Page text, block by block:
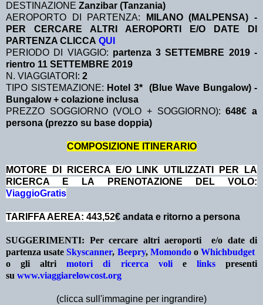
DESTINAZIONE Zanzibar (Tanzania)
AEROPORTO DI PARTENZA:
MILANO (MALPENSA) -
PER CERCARE ALTRI AEROPORTI E/O DATE DI
PARTENZA CLICCA QUI
PERIODO DI VIAGGIO: partenza 3 SETTEMBRE 2019 -
rientro 11 SETTEMBRE 2019
N. VIAGGIATORI: 2
TIPO SISTEMAZIONE: Hotel 3* (Blue Wave Bungalow) -
Bungalow + colazione inclusa
PREZZO SOGGIORNO (VOLO + SOGGIORNO):648€ a
persona (prezzo su base doppia)
COMPOSIZIONE ITINERARIO
MOTORE DI RICERCA E/O LINK UTILIZZATI PER LA
RICERCA E LA PRENOTAZIONE DEL VOLO:
ViaggioGratis
TARIFFA AEREA: 443,52€ andata e ritorno a persona
SUGGERIMENTI: Per cercare altri aeroporti e/o date di
partenza usateSkyscanner, Beepry, MomondooWhichbudget
o gli altrimotori di ricerca volie linkspresenti
su www.viaggiarelowcost.org
(clicca sull'immagine per ingrandire)